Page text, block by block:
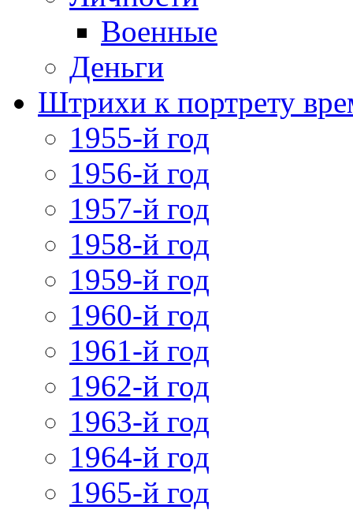
Военные
Деньги
Штрихи к портрету
1955-й год
1956-й год
1957-й год
1958-й год
1959-й год
1960-й год
1961-й год
1962-й год
1963-й год
1964-й год
1965-й год